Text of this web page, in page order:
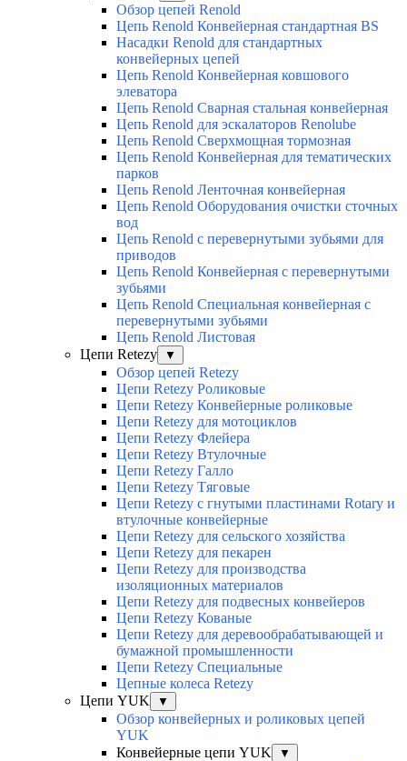
Обзор цепей Renold
Цепь Renold Конвейерная стандартная BS
Насадки Renold для стандартных
конвейерных цепей
Цепь Renold Конвейерная ковшового
элеватора
Цепь Renold Сварная стальная конвейерная
Цепь Renold для эскалаторов Renolube
Цепь Renold Сверхмощная тормозная
Цепь Renold Конвейерная для тематических
парков
Цепь Renold Ленточная конвейерная
Цепь Renold Оборудования очистки сточных
вод
Цепь Renold с перевернутыми зубьями для
приводов
Цепь Renold Конвейерная с перевернутыми
зубьями
Цепь Renold Специальная конвейерная с
перевернутыми зубьями
Цепь Renold Листовая
Цепи Retezy
▼
Обзор цепей Retezy
Цепи Retezy Роликовые
Цепи Retezy Конвейерные роликовые
Цепи Retezy для мотоциклов
Цепи Retezy Флейера
Цепи Retezy Втулочные
Цепи Retezy Галло
Цепи Retezy Tяговые
Цепи Retezy с гнутыми пластинами Rotary и
втулочные конвейерные
Цепи Retezy для сельского хозяйства
Цепи Retezy для пекарен
Цепи Retezy для производства
изоляционных материалов
Цепи Retezy для подвесных конвейеров
Цепи Retezy Кованые
Цепи Retezy для деревообрабатывающей и
бумажной промышленности
Цепи Retezy Специальные
Цепные колеса Retezy
Цепи YUK
▼
Обзор конвейерных и роликовых цепей
YUK
Конвейерные цепи YUK
▼